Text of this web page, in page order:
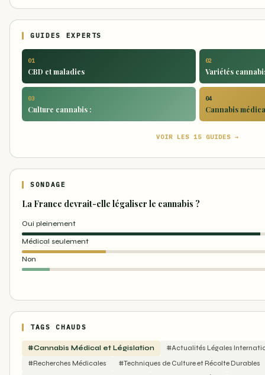
GUIDES EXPERTS
01
CBD et maladies
02
Variétés
03
Culture cannabis :
04
Cannabis
VOIR LES 15 GUIDES →
SONDAGE
La France devrait-elle légaliser le cannabis ?
Oui pleinement
Médical seulement
Non
TAGS CHAUDS
#Cannabis Médical et Législation
#Actualités Légales
#Recherches Médicales
#Techniques de Culture et Récolte Durables